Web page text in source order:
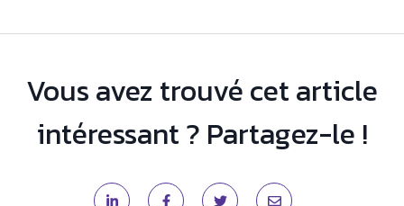
Vous avez trouvé cet article
intéressant ? Partagez-le !